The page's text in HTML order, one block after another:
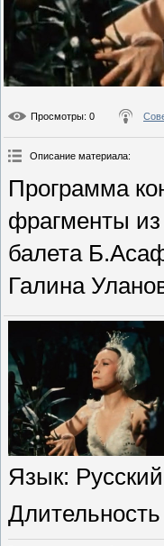
Просмотры: 0
Описание материала:
Программа
фрагменты
балета
Галина
Язык: Русский